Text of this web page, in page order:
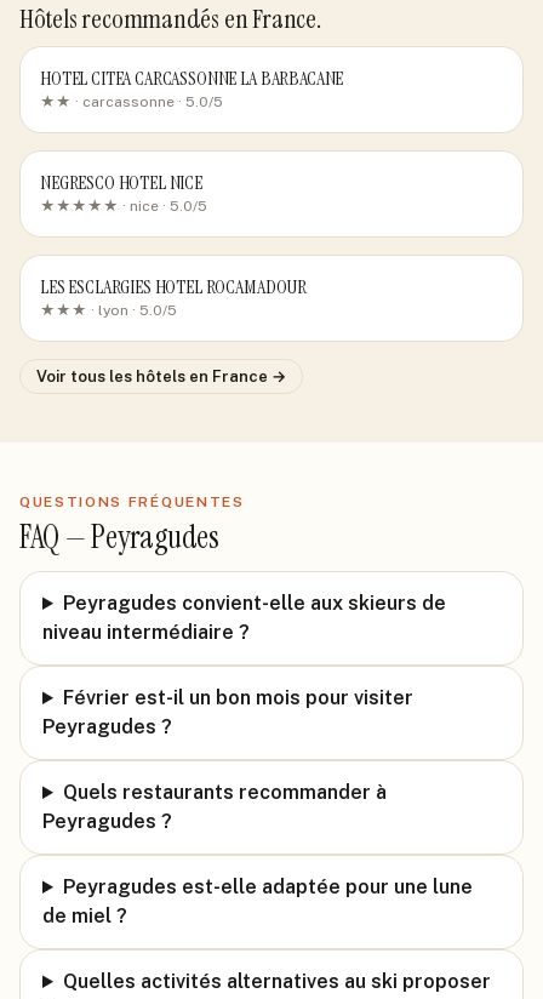
Hôtels recommandés en France.
HOTEL CITEA CARCASSONNE LA BARBACANE
★★ · carcassonne · 5.0/5
NEGRESCO HOTEL NICE
★★★★★ · nice · 5.0/5
LES ESCLARGIES HOTEL ROCAMADOUR
★★★ · lyon · 5.0/5
Voir tous les hôtels en France →
QUESTIONS FRÉQUENTES
FAQ —Peyragudes
Peyragudes convient-elle aux skieurs de
niveau intermédiaire ?
Février est-il un bon mois pour visiter
Peyragudes ?
Quels restaurants recommander à
Peyragudes ?
Peyragudes est-elle adaptée pour une lune
de miel ?
Quelles activités alternatives au ski proposer